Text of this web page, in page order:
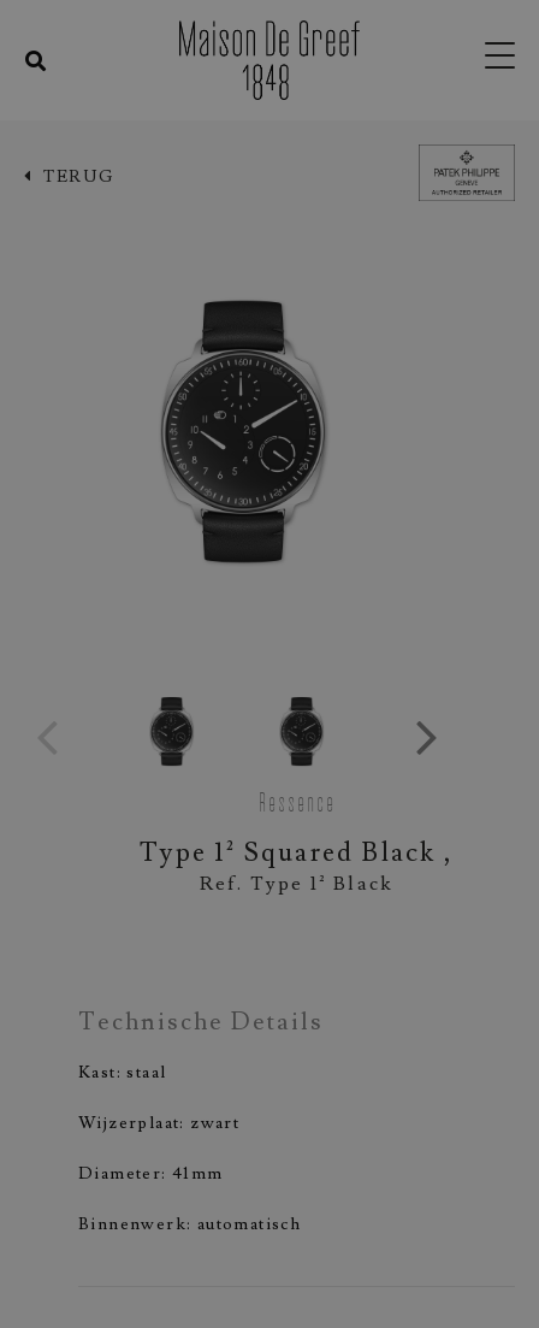
TERUG
Ressence
Type 1² Squared Black ,
Ref. Type 1² Black
Technische Details
Kast: staal
Wijzerplaat: zwart
Diameter: 41mm
Binnenwerk: automatisch